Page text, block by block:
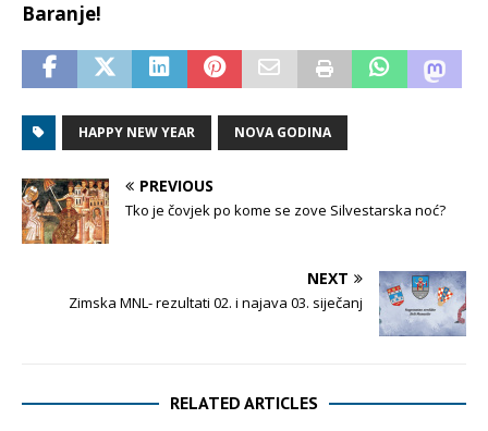
Baranje!
HAPPY NEW YEAR NOVA GODINA
PREVIOUS
Tko je čovjek po kome se zove Silvestarska noć?
NEXT
Zimska MNL- rezultati 02. i najava 03. siječanj
RELATED ARTICLES